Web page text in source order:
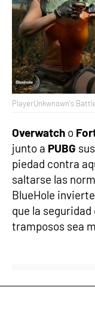
PlayerUnkwnown's
Overwatch o
junto a PUBG
piedad contra
saltarse las
BlueHole
que la
tramposos sea